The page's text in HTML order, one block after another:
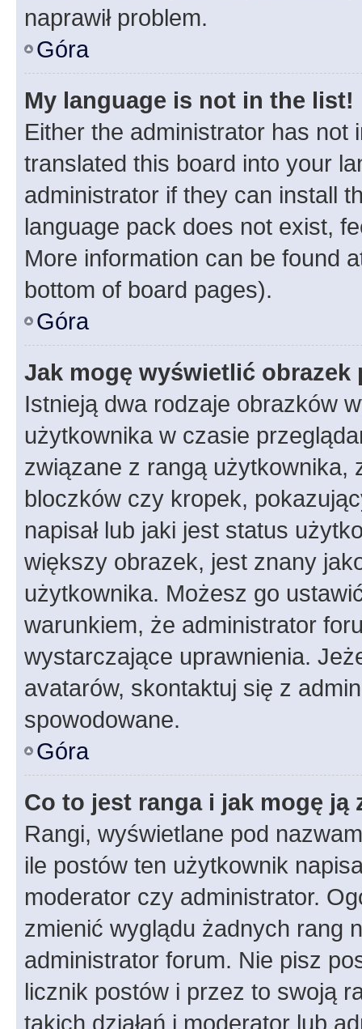
naprawił problem.
Góra
My language is not in the list!
Either the administrator has not
translated this board into your
administrator if they can install
language pack does not exist,
More information can be found
bottom of board pages).
Góra
Jak mogę wyświetlić
Istnieją dwa rodzaje obrazków
użytkownika w czasie
związane z rangą użytkownika,
bloczków czy kropek,
napisał lub jaki jest status
większy obrazek, jest znany
użytkownika. Możesz go
warunkiem, że administrator
wystarczające uprawnienia.
avatarów, skontaktuj się z
spowodowane.
Góra
Co to jest ranga i jak mogę ją
Rangi, wyświetlane pod
ile postów ten użytkownik
moderator czy administrator.
zmienić wyglądu żadnych rang
administrator forum. Nie pisz
licznik postów i przez to swoją
takich działań i moderator lub